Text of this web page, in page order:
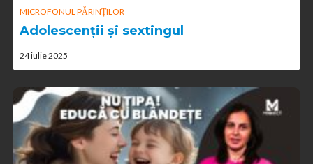
MICROFONUL PĂRINȚILOR
Adolescenții și sextingul
24 iulie 2025